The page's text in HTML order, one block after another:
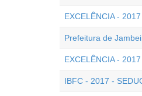
EXCELÊNCIA -
Prefeitura de
EXCELÊNCIA -
IBFC - 2017 -